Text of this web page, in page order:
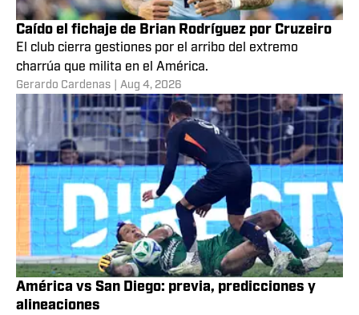
Caído el fichaje de Brian Rodríguez por Cruzeiro
El club cierra gestiones por el arribo del extremo
charrúa que milita en el América.
Gerardo Cardenas Aug 4, 2026
América vs San Diego: previa, predicciones y
alineaciones